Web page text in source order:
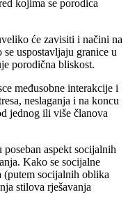
kojima se porodica
će zavisiti i načini na
uspostavljaju granice u
porodična bliskost.
međusobne interakcije i
neslaganja i na koncu
jednog ili više članova
aspekt socijalnih
Kako se socijalne
(putem socijalnih oblika
stilova rješavanja